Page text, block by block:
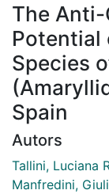
The
Potential
Species
Spain
Autors
Tallini, Luciana
Manfredini,